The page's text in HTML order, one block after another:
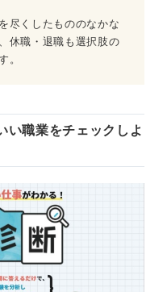
尽くしたもののなかな
休職・退職も選択肢の
。
い職業をチェックしよ